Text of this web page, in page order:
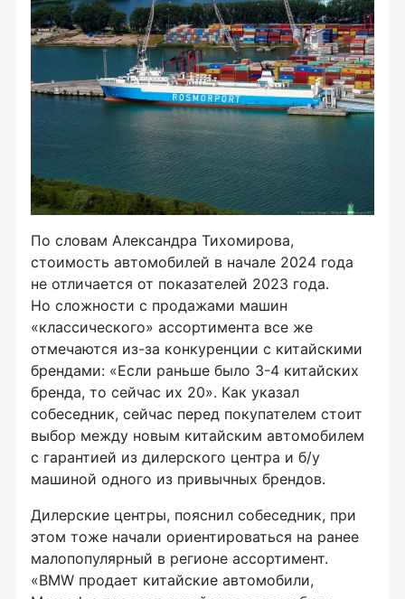
По словам Александра Тихомирова,
стоимость автомобилей в начале 2024 года
не отличается от показателей 2023 года.
Но сложности с продажами машин
«классического» ассортимента все же
отмечаются из-за конкуренции с китайскими
брендами: «Если раньше было 3-4 китайских
бренда, то сейчас их 20». Как указал
собеседник, сейчас перед покупателем стоит
выбор между новым китайским автомобилем
с гарантией из дилерского центра и б/у
машиной одного из привычных брендов.
Дилерские центры, пояснил собеседник, при
этом тоже начали ориентироваться на ранее
малопопулярный в регионе ассортимент.
«BMW продает китайские автомобили,